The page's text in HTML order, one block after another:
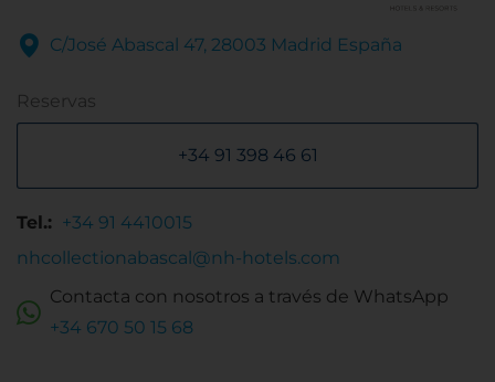
C/José Abascal 47, 28003 Madrid España
Reservas
+34 91 398 46 61
Tel.: +34 91 4410015
nhcollectionabascal@nh-hotels.com
Contacta con nosotros a través de WhatsApp
+34 670 50 15 68